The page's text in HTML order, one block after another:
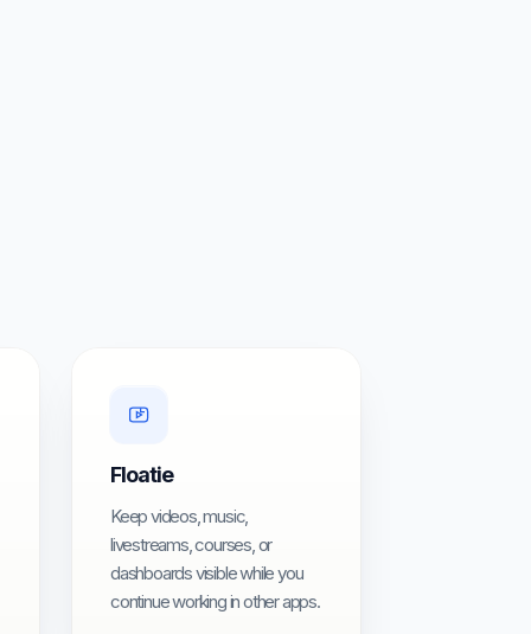
Floatie
Keep videos, music,
livestreams, courses, or
dashboards visible while you
continue working in other apps.